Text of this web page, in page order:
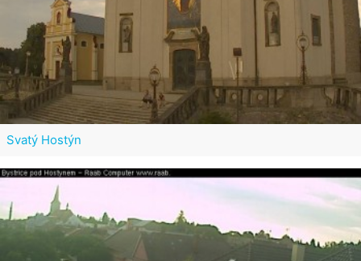
Svatý Hostýn